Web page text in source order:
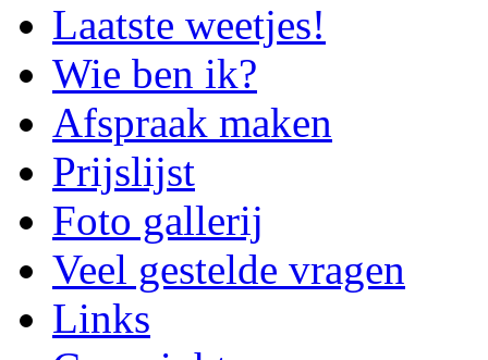
Laatste weetjes!
Wie ben ik?
Afspraak maken
Prijslijst
Foto gallerij
Veel gestelde vragen
Links